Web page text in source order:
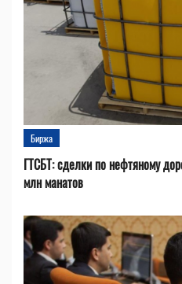
Биржа
ГТСБТ: сделки по нефтяному
млн манатов